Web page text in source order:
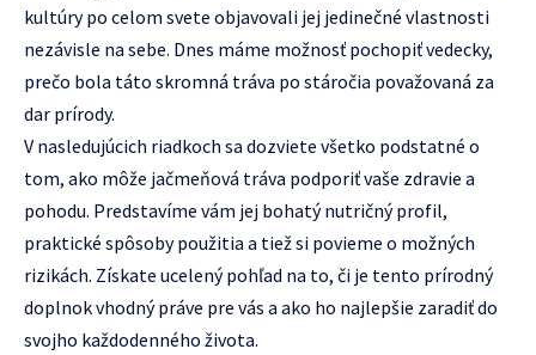
kultúry po celom svete objavovali jej jedinečné vlastnosti
nezávisle na sebe. Dnes máme možnosť pochopiť vedecky,
prečo bola táto skromná tráva po stáročia považovaná za
dar prírody.
V nasledujúcich riadkoch sa dozviete všetko podstatné o
tom, ako môže jačmeňová tráva podporiť vaše zdravie a
pohodu. Predstavíme vám jej bohatý nutričný profil,
praktické spôsoby použitia a tiež si povieme o možných
rizikách. Získate ucelený pohľad na to, či je tento prírodný
doplnok vhodný práve pre vás a ako ho najlepšie zaradiť do
svojho každodenného života.